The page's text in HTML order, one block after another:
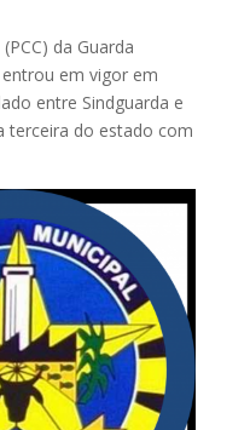
da Guarda
em vigor em
entre Sindguarda e
terceira do estado com